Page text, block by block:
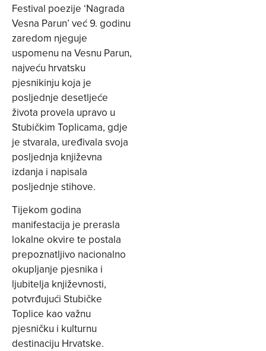
Festival poezije ‘Nagrada
Vesna Parun’ već 9. godinu
zaredom njeguje
uspomenu na Vesnu Parun,
najveću hrvatsku
pjesnikinju koja je
posljednje desetljeće
života provela upravo u
Stubičkim Toplicama, gdje
je stvarala, uređivala svoja
posljednja književna
izdanja i napisala
posljednje stihove.
Tijekom godina
manifestacija je prerasla
lokalne okvire te postala
prepoznatljivo nacionalno
okupljanje pjesnika i
ljubitelja književnosti,
potvrđujući Stubičke
Toplice kao važnu
pjesničku i kulturnu
destinaciju Hrvatske.